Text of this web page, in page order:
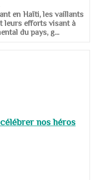
en Haïti, les vaillants
leurs efforts visant à
du pays, g...
nos héros